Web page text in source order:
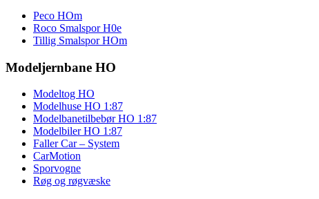
Peco HOm
Roco Smalspor H0e
Tillig Smalspor HOm
Modeljernbane HO
Modeltog HO
Modelhuse HO 1:87
Modelbanetilbebør HO 1:87
Modelbiler HO 1:87
Faller Car – System
CarMotion
Sporvogne
Røg og røgvæske